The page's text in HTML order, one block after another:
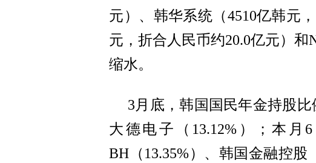
元）、韩华系统（4510亿韩元
元，折合人民币约20.0亿元）和
缩水。
3月底，韩国国民年金持股比
大德电子（13.12%）；本月
BH（13.35%）、韩国金融控